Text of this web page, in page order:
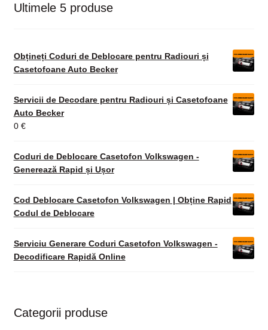
Ultimele 5 produse
Obțineți Coduri de Deblocare pentru Radiouri și
Casetofoane Auto Becker
Servicii de Decodare pentru Radiouri și Casetofoane
Auto Becker
0 €
Coduri de Deblocare Casetofon Volkswagen -
Generează Rapid și Ușor
Cod Deblocare Casetofon Volkswagen | Obține Rapid
Codul de Deblocare
Serviciu Generare Coduri Casetofon Volkswagen -
Decodificare Rapidă Online
Categorii produse